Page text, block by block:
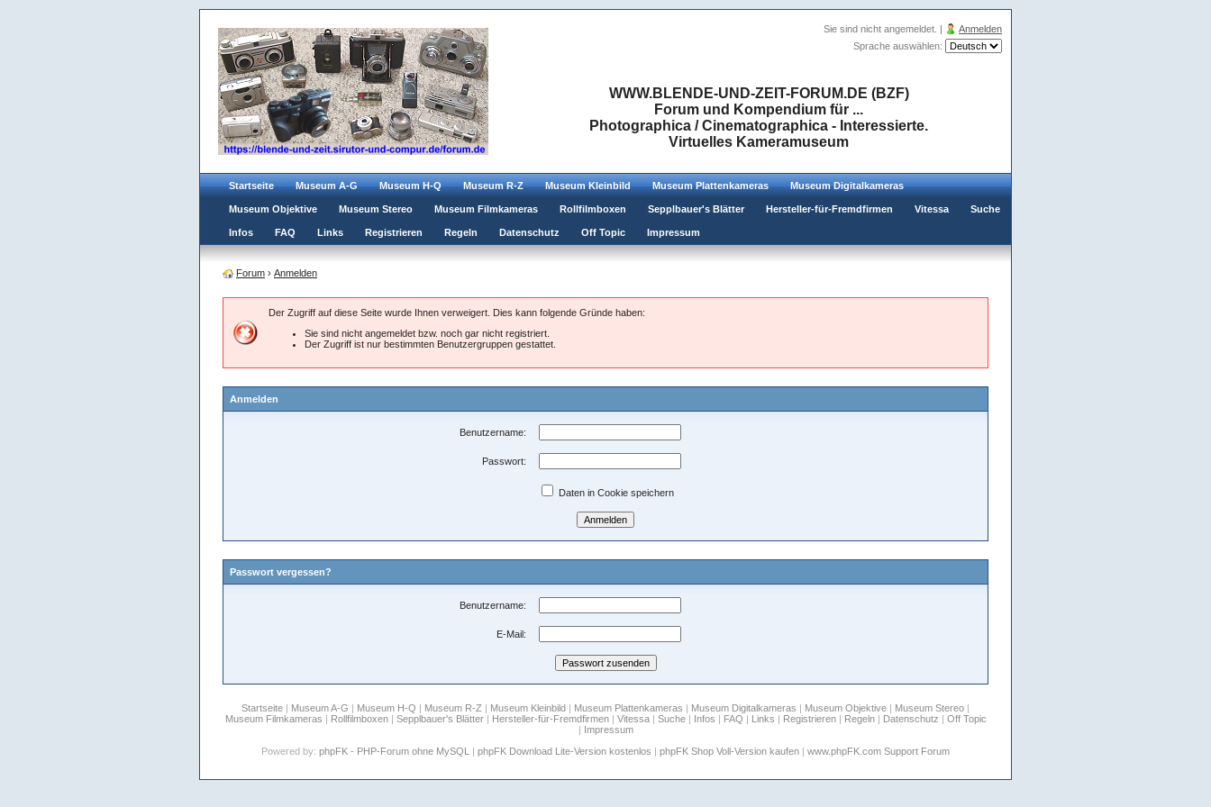
Sie sind nicht angemeldet. |
Anmelden
Sprache auswählen:
WWW.BLENDE-UND-ZEIT-FORUM.DE (BZF)
Forum und Kompendium für ...
Photographica / Cinematographica - Interessierte.
Virtuelles Kameramuseum
Startseite Museum A-G Museum H-Q Museum R-Z Museum Kleinbild Museum Plattenkameras Museum Digitalkameras
Museum Objektive Museum Stereo Museum Filmkameras Rollfilmboxen Sepplbauer's Blätter Hersteller-für-Fremdfirmen Vitessa Suche
Infos FAQ Links Registrieren Regeln Datenschutz Off Topic Impressum
Forum › Anmelden
Der Zugriff auf diese Seite wurde Ihnen verweigert. Dies kann folgende Gründe haben:
Sie sind nicht angemeldet bzw. noch gar nicht registriert.
Der Zugriff ist nur bestimmten Benutzergruppen gestattet.
Anmelden
Benutzername:
Passwort:
Daten in Cookie speichern
Passwort vergessen?
Benutzername:
E-Mail:
Startseite Museum A-G Museum H-Q Museum R-Z Museum Kleinbild Museum Plattenkameras Museum Digitalkameras Museum Objektive Museum Stereo
Museum Filmkameras
Rollfilmboxen| Sepplbauer's Blätter| Hersteller-für-Fremdfirmen| Vitessa| Suche| Infos FAQ Links Registrieren| Regeln| Datenschutz
Off Topic
Impressum
Powered by: phpFK - PHP-Forum ohne MySQL phpFK Download Lite-Version kostenlos phpFK Shop Voll-Version kaufen www.phpFK.com Support Forum